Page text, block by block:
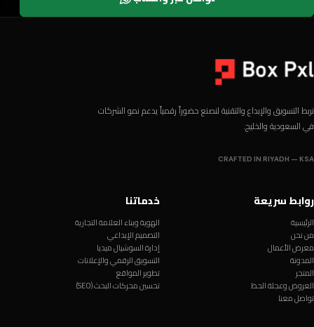
نربط التسويق والإبداع والتقنية لنصنع حضوراً رقمياً يدعم نمو الشركات
في السعودية والخليج.
CRAFTED IN RIYADH — KSA
روابط سريعة
الرئيسية
من نحن
معرض الأعمال
المدونة
المتجر
العروض وعجلة الحظ
تواصل معنا
خدماتنا
الهوية وبناء العلامة التجارية
التصميم الإبداعي
إدارة السوشيال ميديا
التسويق الرقمي والإعلانات
تطوير المواقع
تحسين محركات البحث (SEO)